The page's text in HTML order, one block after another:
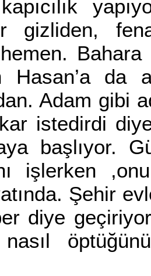
gizliden,
Hasan’a da
Adam gibi
istedirdi
başlıyor.
işlerken
Şehir
diye geçiriyor